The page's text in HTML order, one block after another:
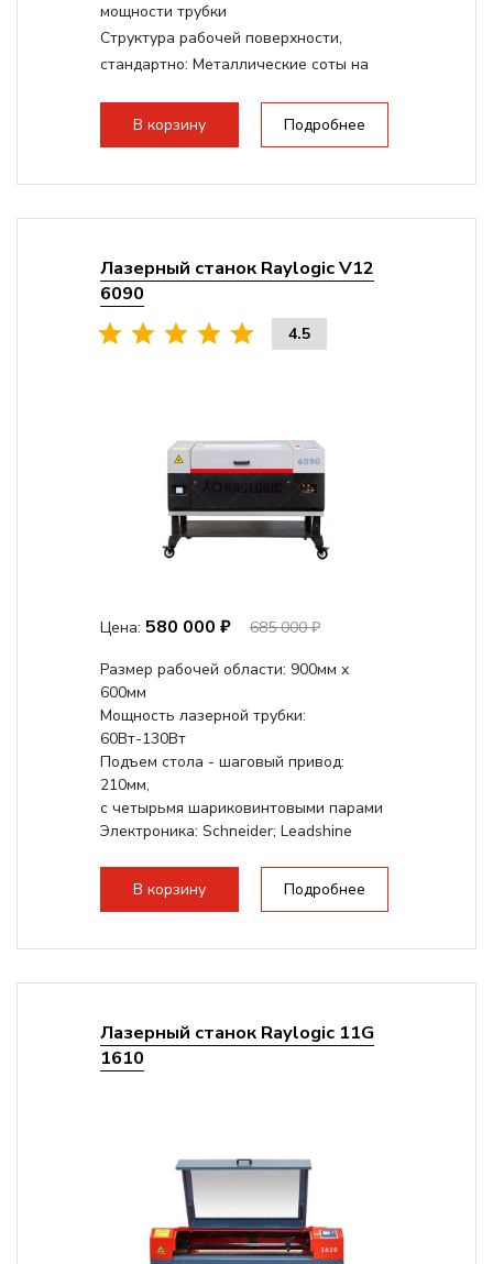
мощности трубки
Структура рабочей поверхности,
стандартно: Металлические соты на
Дисплей:3.5" Цветной TFT LCD
Подъемный стол(ось Z):Винтовой на
20мм, Нижнее отверстие - 200мм
В корзину Подробнее
Лазерный станок Raylogic V12
6090
4.5
Цена: 580 000 ₽
685 000 ₽
Размер рабочей области: 900мм х
600мм
Мощность лазерной трубки:
60Вт-130Вт
Подъем стола - шаговый привод:
210мм,
с четырьмя шариковинтовыми парами
Электроника: Schneider; Leadshine
В корзину Подробнее
Лазерный станок Raylogic 11G
1610